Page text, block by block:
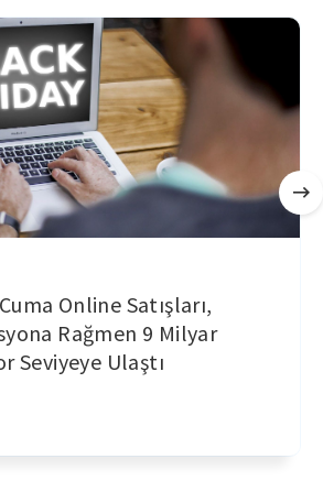
Online Satışları,
Rağmen 9 Milyar
Seviyeye Ulaştı